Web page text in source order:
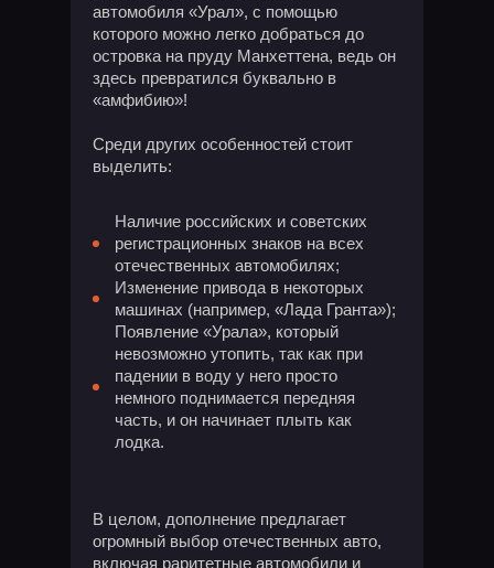
автомобиля «Урал», с помощью
которого можно легко добраться до
островка на пруду Манхеттена, ведь он
здесь превратился буквально в
«амфибию»!
Среди других особенностей стоит
выделить:
Наличие российских и советских
регистрационных знаков на всех
отечественных автомобилях;
Изменение привода в некоторых
машинах (например, «Лада Гранта»);
Появление «Урала», который
невозможно утопить, так как при
падении в воду у него просто
немного поднимается передняя
часть, и он начинает плыть как
лодка.
В целом, дополнение предлагает
огромный выбор отечественных авто,
включая раритетные автомобили и